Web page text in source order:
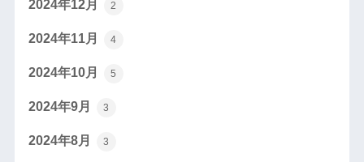
2024年12月 2
2024年11月 4
2024年10月 5
2024年9月 3
2024年8月 3